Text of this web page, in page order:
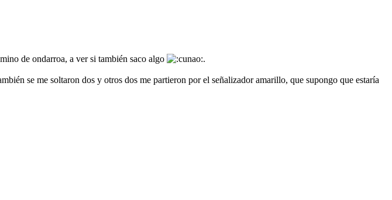
de ondarroa, a ver si también saco algo
.
se me soltaron dos y otros dos me partieron por el señalizador amarillo, que supongo que estaría